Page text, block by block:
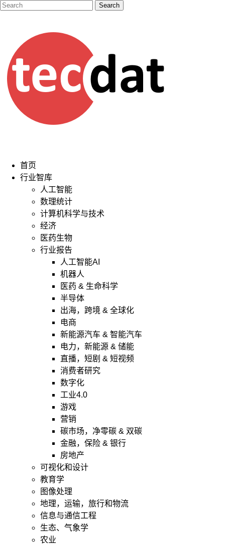
首页
行业智库
人工智能
数理统计
计算机科学与技术
经济
医药生物
行业报告
人工智能AI
机器人
医药 & 生命科学
半导体
出海，跨境 & 全球化
电商
新能源汽车 & 智能汽车
电力，新能源 & 储能
直播，短剧 & 短视频
消费者研究
数字化
工业4.0
游戏
营销
碳市场，净零碳 & 双碳
金融，保险 & 银行
房地产
可视化和设计
教育学
图像处理
地理，运输，旅行和物流
信息与通信工程
生态、气象学
农业